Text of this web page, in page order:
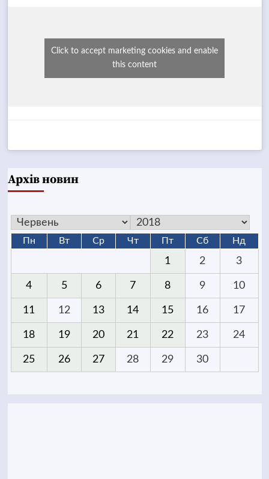
Click to accept marketing cookies and enable
this content
Архів новин
Пн Вт Ср Чт Пт Сб Нд
1 2 3
4 5 6 7 8 9 10
11 12 13 14 15 16 17
18 19 20 21 22 23 24
25 26 27 28 29 30